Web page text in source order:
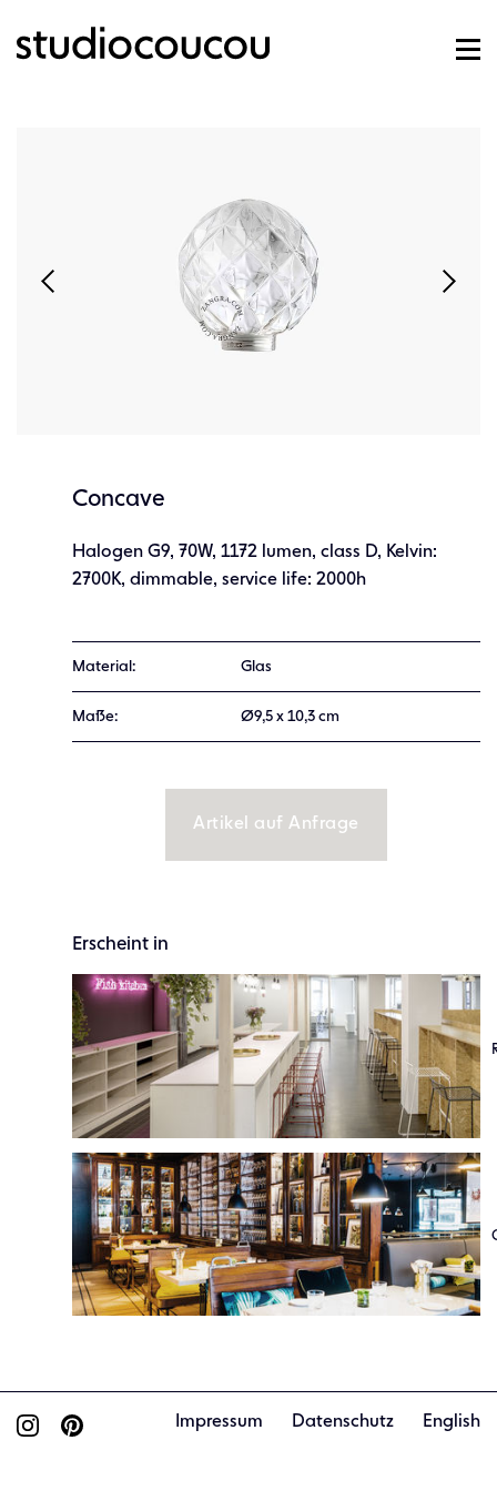
Concave
Halogen G9, 70W, 1172 lumen, class D, Kelvin:
2700K, dimmable, service life: 2000h
Material: Glas
Maße: Ø9,5 x 10,3 cm
Artikel auf Anfrage
Erscheint in
Impressum Datenschutz English